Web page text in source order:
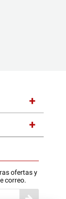
ofertas y
correo.